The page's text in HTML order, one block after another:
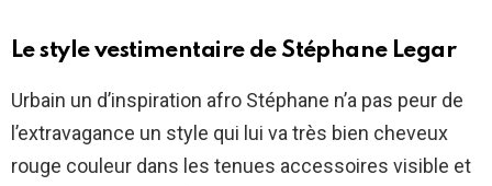
Le style vestimentaire de Stéphane Legar
Urbain un d’inspiration afro Stéphane n’a pas peur de
l’extravagance un style qui lui va très bien cheveux
rouge couleur dans les tenues accessoires visible et